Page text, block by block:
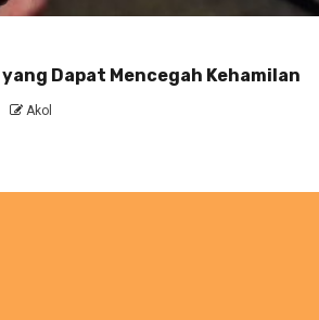
Dapat Mencegah Kehamilan
Akol